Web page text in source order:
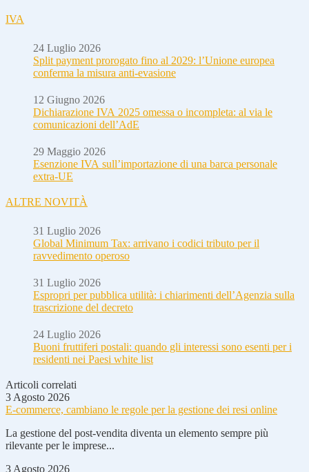
IVA
24 Luglio 2026
Split payment prorogato fino al 2029: l’Unione europea
conferma la misura anti-evasione
12 Giugno 2026
Dichiarazione IVA 2025 omessa o incompleta: al via le
comunicazioni dell’AdE
29 Maggio 2026
Esenzione IVA sull’importazione di una barca personale
extra-UE
ALTRE NOVITÀ
31 Luglio 2026
Global Minimum Tax: arrivano i codici tributo per il
ravvedimento operoso
31 Luglio 2026
Espropri per pubblica utilità: i chiarimenti dell’Agenzia sulla
trascrizione del decreto
24 Luglio 2026
Buoni fruttiferi postali: quando gli interessi sono esenti per i
residenti nei Paesi white list
Articoli correlati
3 Agosto 2026
E-commerce, cambiano le regole per la gestione dei resi online
La gestione del post-vendita diventa un elemento sempre più
rilevante per le imprese...
3 Agosto 2026